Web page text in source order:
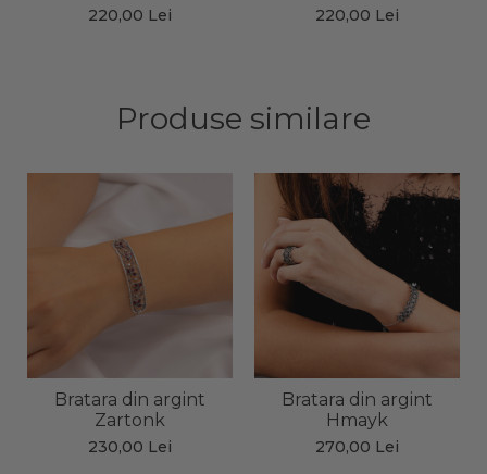
220,00 Lei 220,00 Lei
Produse similare
Bratara din argint
Zartonk
230,00 Lei
Bratara din argint
Hmayk
270,00 Lei